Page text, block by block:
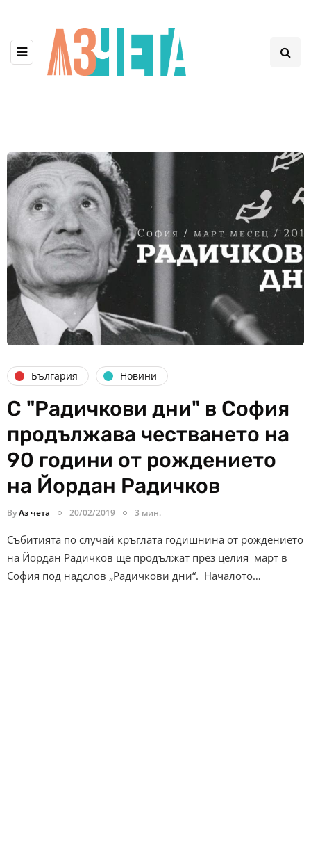
България Новини
С "Радичкови дни" в София
продължава честването на
90 години от рождението
на Йордан Радичков
ByАз чета 20/02/2019 3 мин.
Събитията по случай кръглата годишнина от рождението
на Йордан Радичков ще продължат през целия март в
София под надслов „Радичкови дни“. Началото…